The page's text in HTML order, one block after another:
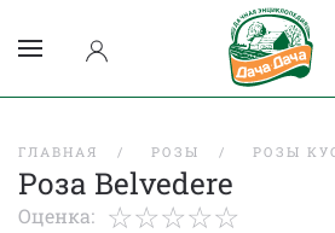
ГЛАВНАЯ РОЗЫ РОЗЫ
Роза Belvedere
Оценка: